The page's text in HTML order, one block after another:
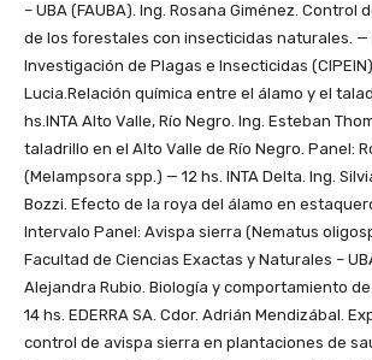
– UBA (FAUBA). Ing. Rosana Giménez. Control
de los forestales con insecticidas naturales. —
Investigación de Plagas e Insecticidas
Lucia.Relación química entre el álamo y el
hs.INTA Alto Valle, Río Negro. Ing. Esteban
taladrillo en el Alto Valle de Río Negro. Panel:
(Melampsora spp.) — 12 hs. INTA Delta. Ing.
Bozzi. Efecto de la roya del álamo en
Intervalo Panel: Avispa sierra (Nematus
Facultad de Ciencias Exactas y Naturales –
Alejandra Rubio. Biología y comportamiento
14 hs. EDERRA SA. Cdor. Adrián Mendizábal.
control de avispa sierra en plantaciones de